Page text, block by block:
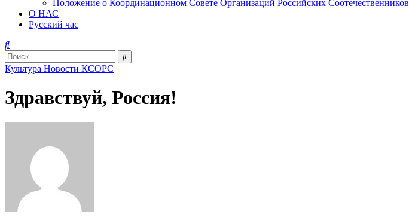
Положение о Координационном Совете Организаций Российских Соотечественников
О НАС
Русский час
Культура Новости КСОРС
Здравствуй, Россия!